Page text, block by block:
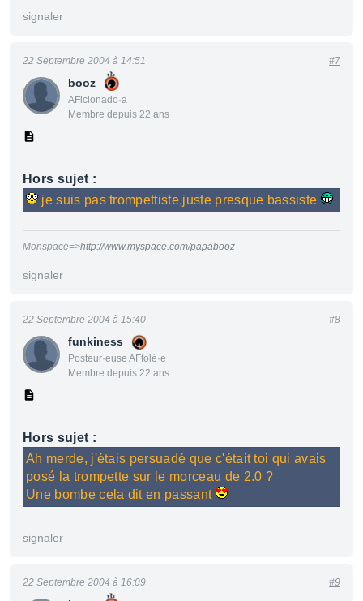
signaler
booz
AFicionado·a
Membre depuis 22 ans
22 Septembre 2004 à 14:51 #7
Hors sujet :
je suis pas trompettiste,juste presque bassiste
Monspace=>http://www.myspace.com/papabooz
signaler
funkiness
Posteur·euse AFfolé·e
Membre depuis 22 ans
22 Septembre 2004 à 15:40 #8
Hors sujet :
Ah merde, j'étais persuadé que c'était toi qui avais
posé la trompette sur le morceau de 2.0 ?
Une bombe cela dit en passant
signaler
22 Septembre 2004 à 16:09 #9